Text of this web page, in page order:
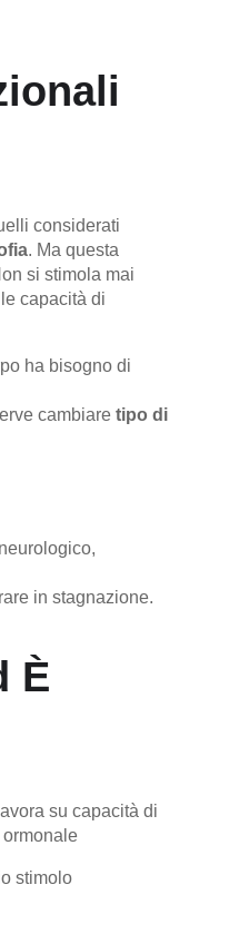
considerati
. Ma questa
si stimola mai
capacità di
ha bisogno di
cambiare tipo di
in stagnazione.
È
su capacità di
ormonale
stimolo